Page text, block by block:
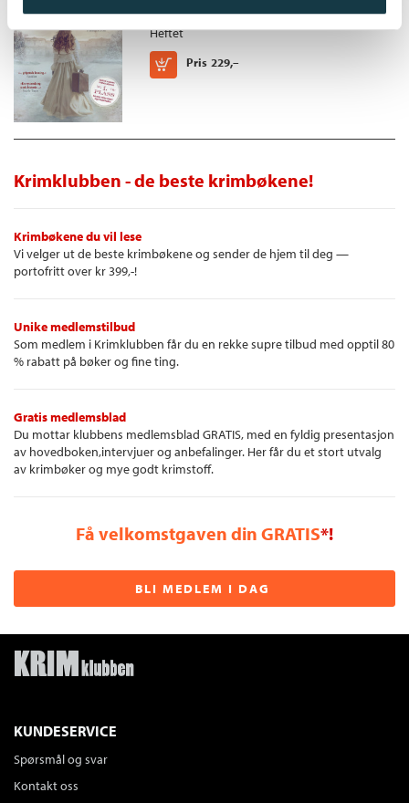
Heftet
Pris 229,–
Kjøp
Krimklubben - de beste krimbøkene!
Krimbøkene du vil lese
Vi velger ut de beste krimbøkene og sender de hjem til deg —
portofritt over kr 399,-!
Unike medlemstilbud
Som medlem i Krimklubben får du en rekke supre tilbud med opptil 80
% rabatt på bøker og fine ting.
Gratis medlemsblad
Du mottar klubbens medlemsblad GRATIS, med en fyldig presentasjon
av hovedboken,intervjuer og anbefalinger. Her får du et stort utvalg
av krimbøker og mye godt krimstoff.
Få velkomstgaven din GRATIS*!
BLI MEDLEM I DAG
KUNDESERVICE
Spørsmål og svar
Kontakt oss